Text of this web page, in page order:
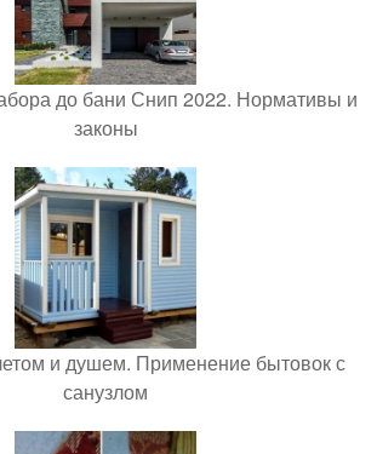
до бани Снип 2022. Нормативы и
законы
и душем. Применение бытовок с
санузлом